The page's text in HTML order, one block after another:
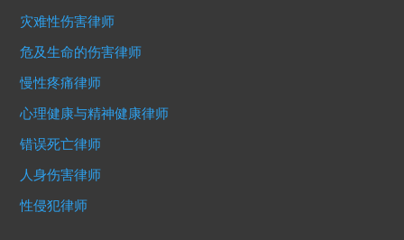
灾难性伤害律师
危及生命的伤害律师
慢性疼痛律师
心理健康与精神健康律师
错误死亡律师
人身伤害律师
性侵犯律师